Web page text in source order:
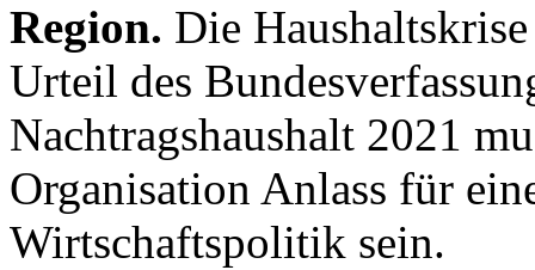
Region. Die
Urteil des
Nachtragshaushalt 2021
Organisation Anlass für
Wirtschaftspolitik sein.